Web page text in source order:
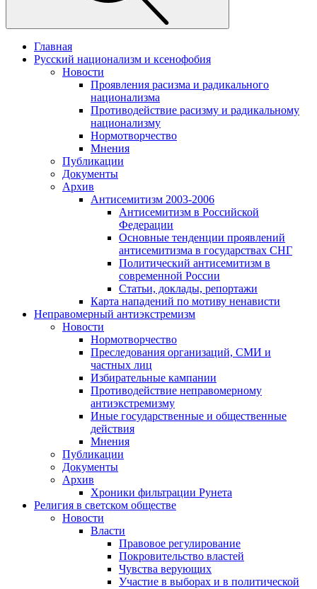
Главная
Русский национализм и ксенофобия
Новости
Проявления расизма и радикального
национализма
Противодействие расизму и радикальному
национализму
Нормотворчество
Мнения
Публикации
Документы
Архив
Антисемитизм 2003-2006
Антисемитизм в Российской
Федерации
Основные тенденции проявлений
антисемитизма в государствах СНГ
Политический антисемитизм в
современной России
Статьи, доклады, репортажи
Карта нападений по мотиву ненависти
Неправомерный антиэкстремизм
Новости
Нормотворчество
Преследования организаций, СМИ и
частных лиц
Избирательные кампании
Противодействие неправомерному
антиэкстремизму
Иные государственные и общественные
действия
Мнения
Публикации
Документы
Архив
Хроники фильтрации Рунета
Религия в светском обществе
Новости
Власти
Правовое регулирование
Покровительство властей
Чувства верующих
Участие в выборах и в политической